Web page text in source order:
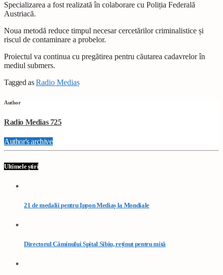
Specializarea a fost realizată în colaborare cu Poliția Federală
Austriacă.
Noua metodă reduce timpul necesar cercetărilor criminalistice și
riscul de contaminare a probelor.
Proiectul va continua cu pregătirea pentru căutarea cadavrelor în
mediul submers.
Tagged asRadio Mediaș
Author
Radio Medias 725
Author's archive
Ultimele știri
21 de medalii pentru Ippon Mediaș la Mondiale
Directorul Căminului Spital Sibiu, reținut pentru mită